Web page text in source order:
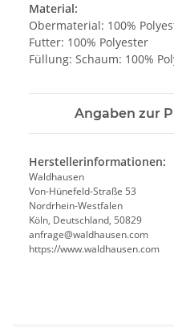
Material:
Obermaterial: 100%
Futter: 100% Polyester
Füllung: Schaum: 100%
Angaben zur
Herstellerinformationen:
Waldhausen
Von-Hünefeld-Straße 53
Nordrhein-Westfalen
Köln, Deutschland, 50829
anfrage@waldhausen.com
https://www.waldhausen.com